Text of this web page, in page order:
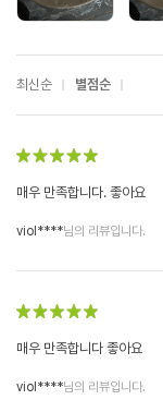
최신순 별점순
매우 만족합니다. 좋아요
viol****님의 리뷰입니다.
매우 만족합니다 좋아요
viol****님의 리뷰입니다.